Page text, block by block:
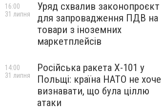
Уряд схвалив законопроєкт
для запровадження ПДВ на
товари з іноземних
маркетплейсів
16:00
31 липня
Російська ракета Х-101 у
Польщі: країна НАТО не хоче
визнавати, що була ціллю
атаки
14:00
31 липня